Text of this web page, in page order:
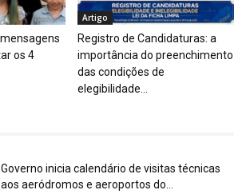
os 4
Artigo
Registro de Candidaturas: a
importância do preenchimento
das condições de
elegibilidade...
Governo inicia calendário de visitas técnicas
aos aeródromos e aeroportos do...